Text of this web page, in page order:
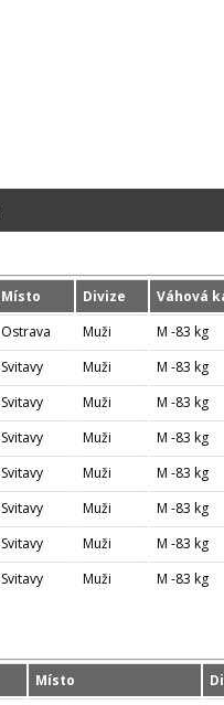
Místo Divize Váhová
Ostrava Muži M -83 kg
Svitavy Muži M -83 kg
Svitavy Muži M -83 kg
Svitavy Muži M -83 kg
Svitavy Muži M -83 kg
Svitavy Muži M -83 kg
Svitavy Muži M -83 kg
Svitavy Muži M -83 kg
Místo